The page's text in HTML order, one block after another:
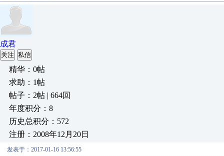
成君
关注 私信
精华：0帖
求助：1帖
帖子：2帖 | 664回
年度积分：8
历史总积分：572
注册：2008年12月20日
发表于：2017-01-16 13:56:55